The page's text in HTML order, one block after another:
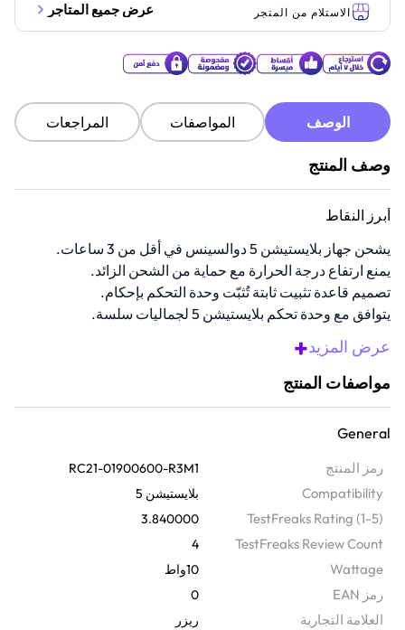
الاستلام من المتجر عرض جميع المتاجر
الوصف المواصفات المراجعات
وصف المنتج
أبرز النقاط
يشحن جهاز بلايستيشن 5 دوالسينس في أقل من 3 ساعات.
يمنع ارتفاع درجة الحرارة مع حماية من الشحن الزائد.
تصميم قاعدة تثبيت ثابتة تُثبّت وحدة التحكم بإحكام.
يتوافق مع وحدة تحكم بلايستيشن 5 لجماليات سلسة.
قاعدة مغناطيسية تضمن اتصال شحن ثابت.
شحنٌ رائعٌ وفعالٌ في آنٍ واحد مع حامل الشحن السريع هذا. مرخصٌ رسميًا،
يشحن وحدة تحكم دوالسينس في أقل من 3 ساعات مع حماية من الشحن
الزائد والسخونة الزائدة. يضمن الحامل المنحني تثبيتًا ثابتًا، كما أن لونه
بجهازك أو حاسوبك الشخصي أو مقبس الحائط المتوافق.
عرض المزيد+
مواصفات المنتج
General
رمز المنتج RC21-01900600-R3M1
Compatibility بلايستيشن 5
TestFreaks Rating (1-5)
3.840000
TestFreaks Review Count
4
Wattage 10واط
رمز EAN 0
‫العلامة التجارية ريزر